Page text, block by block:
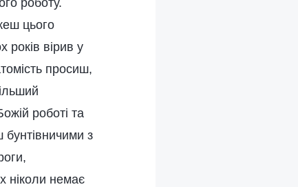
роботу.
цього
вірив у
просиш,
роботі та
з
ніколи немає